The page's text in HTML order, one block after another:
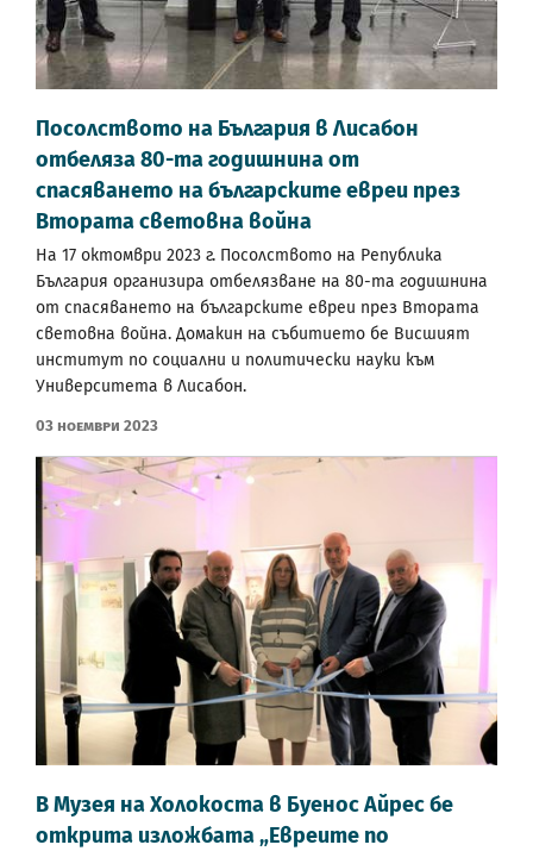
Посолството на България в Лисабон
отбеляза 80-та годишнина от
спасяването на българските евреи през
Втората световна война
На 17 октомври 2023 г. Посолството на Република
България организира отбелязване на 80-та годишнина
от спасяването на българските евреи през Втората
световна война. Домакин на събитието бе Висшият
институт по социални и политически науки към
Университета в Лисабон.
03 Ноември 2023
В Музея на Холокоста в Буенос Айрес бе
открита изложбата „Евреите по